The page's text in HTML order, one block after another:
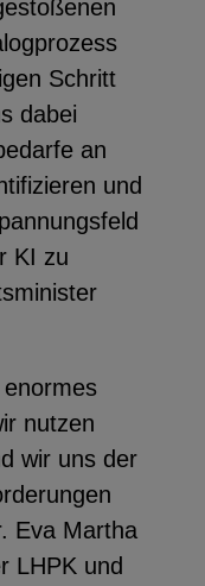
Schritt
dabei
an
und
KI zu
nutzen
wir uns der
Eva Martha
LHPK und